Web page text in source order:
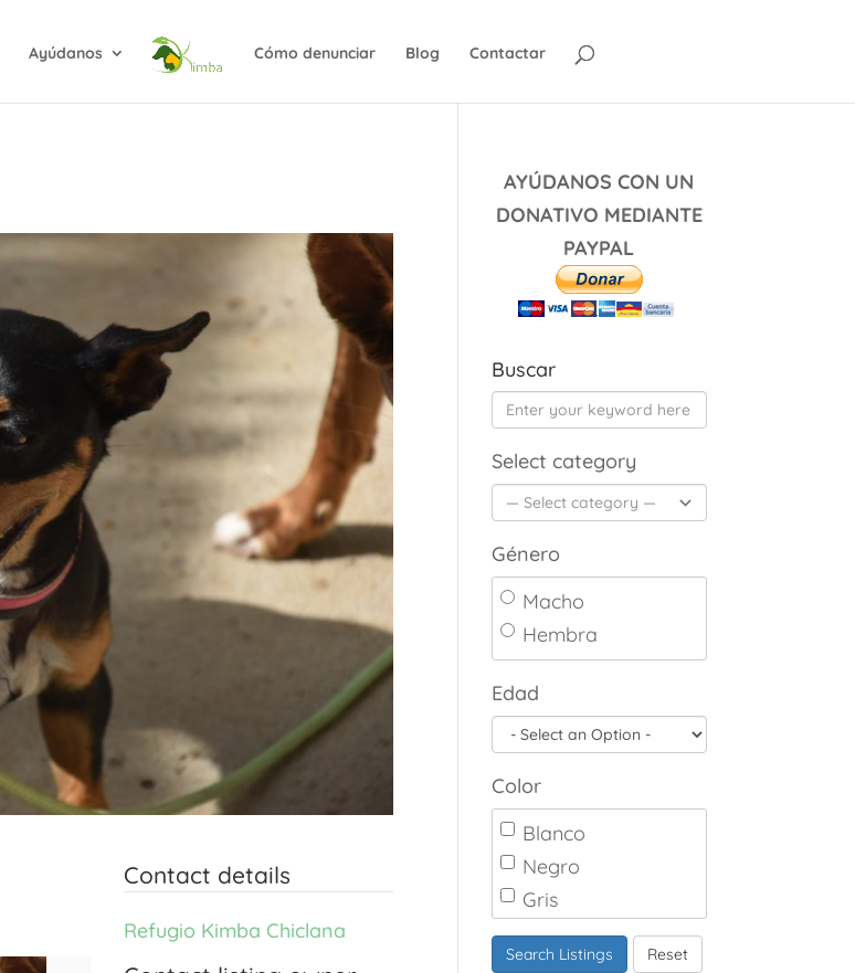
Ayúdanos Cómo denunciar Blog Contactar
Contact details
Refugio Kimba Chiclana
AYÚDANOS CON UN
DONATIVO MEDIANTE
PAYPAL
Buscar
Select category
Género
Macho
Hembra
Edad
Color
Blanco
Negro
Gris
Marrón
Canela
Search Listings Reset